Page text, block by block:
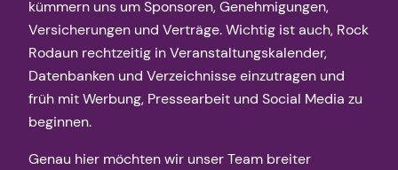
kümmern uns um Sponsoren, Genehmigungen,
Versicherungen und Verträge. Wichtig ist auch, Rock
Rodaun rechtzeitig in Veranstaltungskalender,
Datenbanken und Verzeichnisse einzutragen und
früh mit Werbung, Pressearbeit und Social Media zu
beginnen.
Genau hier möchten wir unser Team breiter